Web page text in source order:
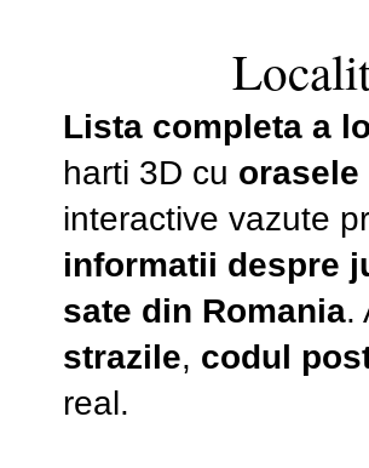
Lista completa a
harti 3D cu orasele
interactive vazute
informatii despre
sate din Romania.
strazile, codul
real.